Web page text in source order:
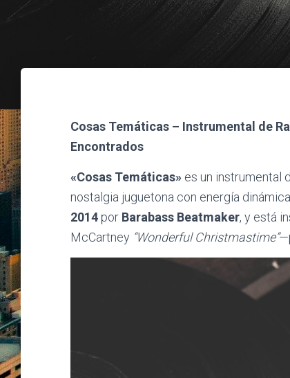
Cosas Temáticas – Instrumental de
Encontrados
«Cosas Temáticas» es un instrumental
nostalgia juguetona con energía
2014 por Barabass Beatmaker, y está
McCartney “Wonderful Christmastime”